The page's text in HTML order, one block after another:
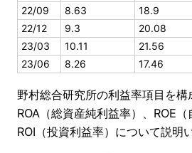
22/09
8.63 18.9
22/12
9.3 20.08
23/03
10.11 21.56
23/06
8.26 17.46
野村総合研究所の利益率項目を
ROA（総資産純利益率）、ROE（
ROI（投資利益率）について説明